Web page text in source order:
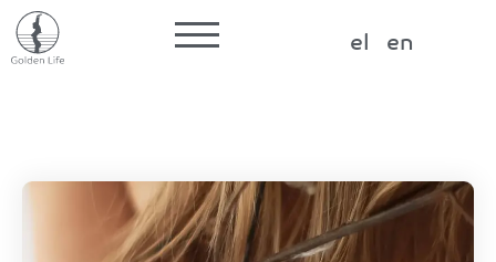
Label for the input
el
en